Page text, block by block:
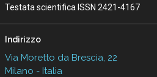
Testata scientifica ISSN 2421-4167
Indirizzo
Via Moretto da Brescia, 22
Milano - Italia